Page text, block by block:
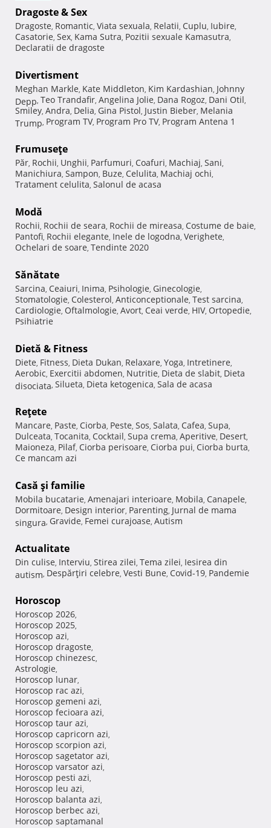
Dragoste & Sex
Dragoste, Romantic, Viata sexuala, Relatii, Cuplu, Iubire,
Casatorie, Sex, Kama Sutra, Pozitii sexuale Kamasutra,
Declaratii de dragoste
Divertisment
Meghan Markle, Kate Middleton, Kim Kardashian, Johnny
Depp, Teo Trandafir, Angelina Jolie, Dana Rogoz, Dani Otil,
Smiley, Andra, Delia, Gina Pistol, Justin Bieber, Melania
Trump, Program TV, Program Pro TV, Program Antena 1
Frumuseţe
Păr, Rochii, Unghii, Parfumuri, Coafuri, Machiaj, Sani,
Manichiura, Sampon, Buze, Celulita, Machiaj ochi,
Tratament celulita, Salonul de acasa
Modă
Rochii, Rochii de seara, Rochii de mireasa, Costume de baie,
Pantofi, Rochii elegante, Inele de logodna, Verighete,
Ochelari de soare, Tendinte 2020
Sănătate
Sarcina, Ceaiuri, Inima, Psihologie, Ginecologie,
Stomatologie, Colesterol, Anticonceptionale, Test sarcina,
Cardiologie, Oftalmologie, Avort, Ceai verde, HIV, Ortopedie,
Psihiatrie
Dietă & Fitness
Diete, Fitness, Dieta Dukan, Relaxare, Yoga, Intretinere,
Aerobic, Exercitii abdomen, Nutritie, Dieta de slabit, Dieta
disociata, Silueta, Dieta ketogenica, Sala de acasa
Reţete
Mancare, Paste, Ciorba, Peste, Sos, Salata, Cafea, Supa,
Dulceata, Tocanita, Cocktail, Supa crema, Aperitive, Desert,
Maioneza, Pilaf, Ciorba perisoare, Ciorba pui, Ciorba burta,
Ce mancam azi
Casă şi familie
Mobila bucatarie, Amenajari interioare, Mobila, Canapele,
Dormitoare, Design interior, Parenting, Jurnal de mama
singura, Gravide, Femei curajoase, Autism
Actualitate
Din culise, Interviu, Stirea zilei, Tema zilei, Iesirea din
autism, Despărţiri celebre, Vesti Bune, Covid-19, Pandemie
Horoscop
Horoscop 2026,
Horoscop 2025,
Horoscop azi,
Horoscop dragoste,
Horoscop chinezesc,
Astrologie,
Horoscop lunar,
Horoscop rac azi,
Horoscop gemeni azi,
Horoscop fecioara azi,
Horoscop taur azi,
Horoscop capricorn azi,
Horoscop scorpion azi,
Horoscop sagetator azi,
Horoscop varsator azi,
Horoscop pesti azi,
Horoscop leu azi,
Horoscop balanta azi,
Horoscop berbec azi,
Horoscop saptamanal